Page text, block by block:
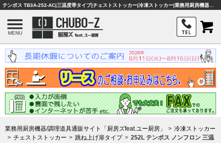
MENU
業務用厨房機器/調理道具通販サイト「厨房ズfeat.ユー厨房」
冷凍ストッカー
チェストストッカー
跳ね上げ扉タイプ
252L テンポス ノンフロン 三温